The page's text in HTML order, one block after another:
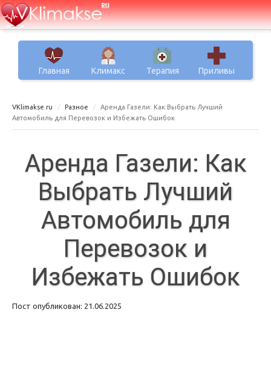
Главная Климакс Терапия Приливы
VKlimakse.ru Разное
Аренда Газели: Как Выбрать Лучший
Автомобиль для Перевозок и Избежать Ошибок
Аренда Газели: Как
Выбрать Лучший
Автомобиль для
Перевозок и
Избежать Ошибок
Пост опубликован: 21.06.2025